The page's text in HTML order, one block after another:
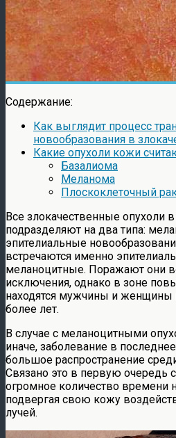
Содержание:
Как выглядит процесс
новообразования в
Какие опухоли кожи
Базалиома
Меланома
Плоскоклеточный
Все злокачественные опухоли
подразделяют на два типа:
эпителиальные
встречаются именно
меланоцитные. Поражают они
исключения, однако в зоне
находятся мужчины и женщины
более лет.
В случае с меланоцитными
иначе, заболевание в
большое распространение
Связано это в первую очередь
огромное количество времени
подвергая свою кожу
лучей.